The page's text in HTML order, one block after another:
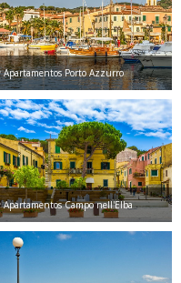
Apartamentos Porto Azzurro
Apartamentos Campo nell'Elba